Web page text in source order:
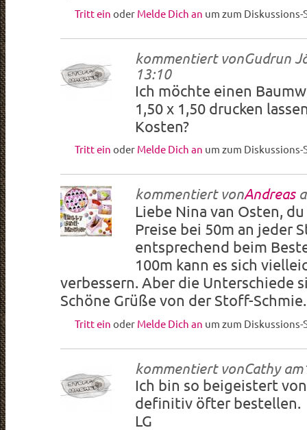
Tritt ein oder Melde Dich an um zum
kommentiert vonGudrun
13:10
Ich möchte einen
1,50 x 1,50 drucken
Kosten?
Tritt ein oder Melde Dich an um zum
kommentiert vonAndreas
Liebe Nina van Osten,
Preise bei 50m an jeder
entsprechend beim
100m kann es sich
verbessern. Aber die Unterschiede
Schöne Grüße von der Stoff-
Tritt ein oder Melde Dich an um zum
kommentiert vonCathyam
Ich bin so beigeistert
definitiv öfter bestellen.
LG